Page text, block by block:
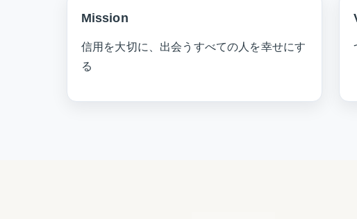
Mission
信用を大切に、出会うすべての人を幸せにす
る